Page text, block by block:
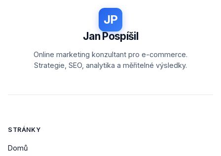
JP
Jan Pospíšil
Online marketing konzultant pro e-commerce.
Strategie, SEO, analytika a měřitelné výsledky.
STRÁNKY
Domů